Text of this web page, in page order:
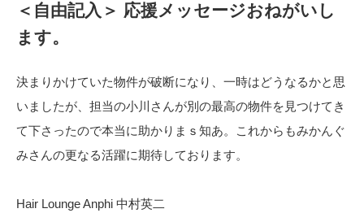
＜自由記入＞ 応援メッセージおねがいし
ます。
決まりかけていた物件が破断になり、一時はどうなるかと思
いましたが、担当の小川さんが別の最高の物件を見つけてき
て下さったので本当に助かりまｓ知あ。これからもみかんぐ
みさんの更なる活躍に期待しております。
Hair Lounge Anphi 中村英二